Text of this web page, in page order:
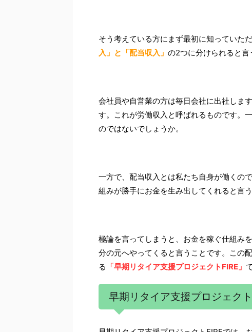
そう考えている方にまず最初に知っていた
入」と「配当収入」 の2つに分けられると言
会社員や自営業の方は毎日会社に出社しま
す。これが労働収入と呼ばれるものです。
のではないでしょうか。
一方で、配当収入とは私たち自身が働くの
組みが勝手にお金を生み出してくれると言う
極論を言ってしまうと、お金を稼ぐ仕組み
分の元へやってくると言うことです。この
る 「早期リタイア支援プロジェクトFIRE」
早期リタイア支援プロジェク